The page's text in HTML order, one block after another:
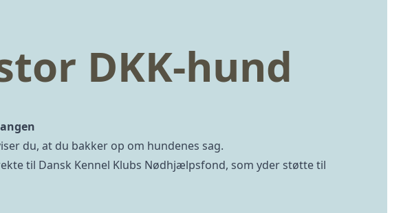
DKK-hund
du, at du bakker op om hundenes sag.
til Dansk Kennel Klubs Nødhjælpsfond, som yder støtte til